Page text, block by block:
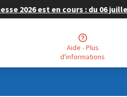
2026 est en cours : du 06
Aide - Plus
d'informations